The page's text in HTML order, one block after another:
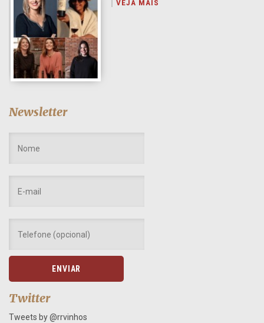
Newsletter
Twitter
Tweets by @rrvinhos